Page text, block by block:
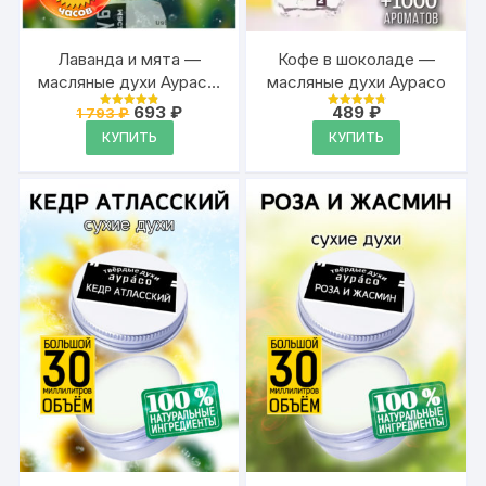
Лаванда и мята —
масляные духи Аурасо,
духи-масло, арома
масло, духи женские,
мужские, унисекс,
Оценка
из 5
1 793₽ Первоначальная
цена
составляла
1
693₽Текущая
КУПИТЬ
Кофе в шоколаде —
масляные духи Аурасо
Оценка
из 5
489₽
КУПИТЬ